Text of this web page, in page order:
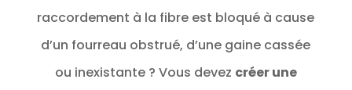
raccordement à la fibre est bloqué à cause
d’un fourreau obstrué, d’une gaine cassée
ou inexistante ? Vous devez créer une